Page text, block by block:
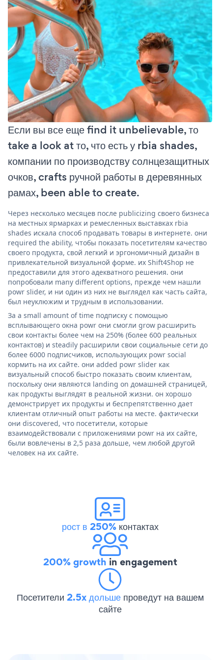
Если вы все еще find it unbelievable, то
take a look at то, что есть у rbia shades,
компании по производству солнцезащитных
очков, crafts ручной работы в деревянных
рамах, been able to create.
Через несколько месяцев после publicizing своего бизнеса
на местных ярмарках и ремесленных выставках rbia
shades искала способ продавать товары в интернете. они
required the ability, чтобы показать посетителям качество
своего продукта, свой легкий и эргономичный дизайн в
привлекательной визуальной форме. их Shift4Shop не
предоставили для этого адекватного решения. они
попробовали many different options, прежде чем нашли
powr slider, и ни один из них не выглядел как часть сайта,
был неуклюжим и трудным в использовании.
За a small amount of time подписку с помощью
всплывающего окна powr они смогли grow расширить
свои контакты более чем на 250% (более 600 реальных
контактов) и steadily расширили свои социальные сети до
более 6000 подписчиков, использующих powr social
кормить на их сайте. они added powr slider как
визуальный способ быстро показать своим клиентам,
поскольку они являются landing on домашней страницей,
как продукты выглядят в реальной жизни. он хорошо
демонстрирует их продукты и беспрепятственно дает
клиентам отличный опыт работы на месте. фактически
они discovered, что посетители, которые
взаимодействовали с приложениями powr на их сайте,
были вовлечены в 2,5 раза дольше, чем любой другой
человек на их сайте.
рост в 250%контактах
200% growth in engagement
Посетители 2.5x дольше проведут на вашем
сайте